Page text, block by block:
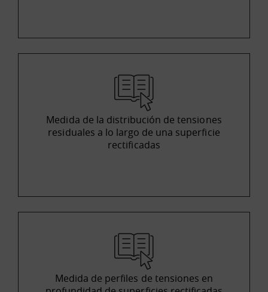
Medida de la distribución de tensiones
residuales a lo largo de una superficie
rectificadas
Medida de perfiles de tensiones en